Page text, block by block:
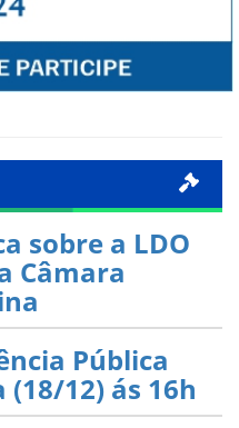
sobre a LDO
Câmara
Pública
12) ás 16h